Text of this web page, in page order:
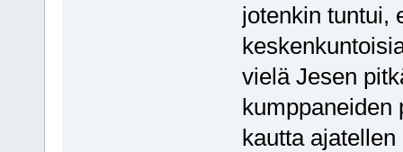
jotenkin tuntui,
vielä Jesen
kumppaneiden
kautta